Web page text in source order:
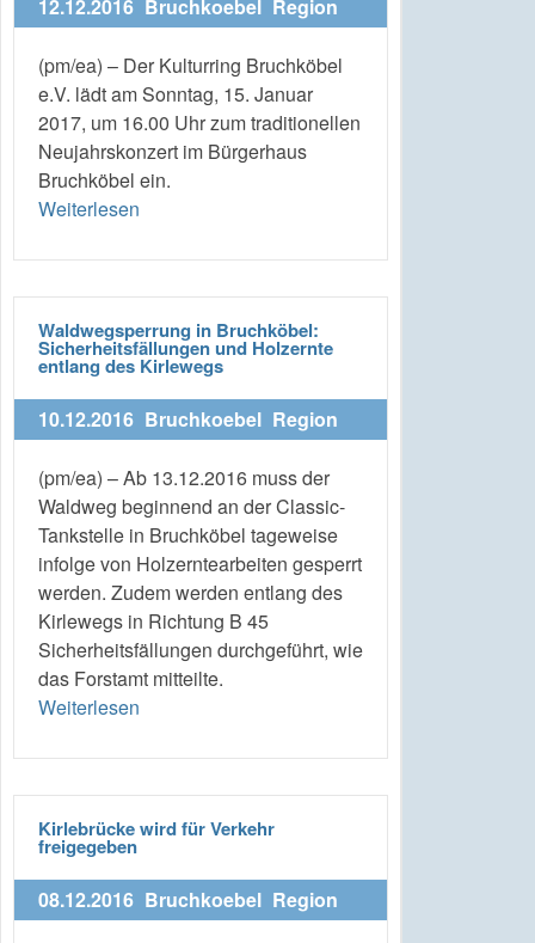
12.12.2016 Bruchkoebel Region
(pm/ea) – Der Kulturring Bruchköbel
e.V. lädt am Sonntag, 15. Januar
2017, um 16.00 Uhr zum traditionellen
Neujahrskonzert im Bürgerhaus
Bruchköbel ein.
Weiterlesen
Waldwegsperrung in Bruchköbel:
Sicherheitsfällungen und Holzernte
entlang des Kirlewegs
10.12.2016 Bruchkoebel Region
(pm/ea) – Ab 13.12.2016 muss der
Waldweg beginnend an der Classic-
Tankstelle in Bruchköbel tageweise
infolge von Holzerntearbeiten gesperrt
werden. Zudem werden entlang des
Kirlewegs in Richtung B 45
Sicherheitsfällungen durchgeführt, wie
das Forstamt mitteilte.
Weiterlesen
Kirlebrücke wird für Verkehr
freigegeben
08.12.2016 Bruchkoebel Region